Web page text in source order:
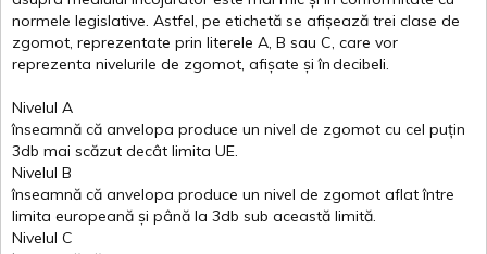
normele legislative. Astfel, pe etichetă se afișează trei clase de
zgomot, reprezentate prin literele A, B sau C, care vor
reprezenta nivelurile de zgomot, afișate și îndecibeli.
Nivelul A
înseamnă că anvelopa produce un nivel de zgomot cu cel puțin
3db mai scăzut decât limita UE.
Nivelul B
înseamnă că anvelopa produce un nivel de zgomot aflat între
limita europeană și până la 3db sub această limită.
Nivelul C